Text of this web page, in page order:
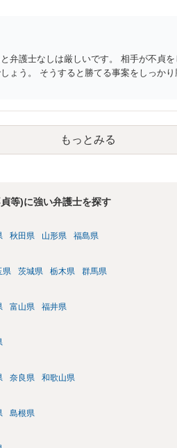
弁護士なしは厳しいです。 相手が不貞
ょう。 そうすると勝てる事案をしっか
もっとみる
等)に強い弁護士を探す
秋田県 山形県 福島県
県 茨城県 栃木県 群馬県
富山県 福井県
奈良県 和歌山県
島根県